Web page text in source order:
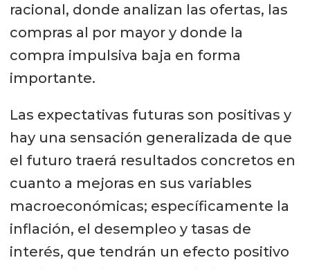
racional, donde analizan las ofertas, las
compras al por mayor y donde la
compra impulsiva baja en forma
importante.
Las expectativas futuras son positivas y
hay una sensación generalizada de que
el futuro traerá resultados concretos en
cuanto a mejoras en sus variables
macroeconómicas; específicamente la
inflación, el desempleo y tasas de
interés, que tendrán un efecto positivo